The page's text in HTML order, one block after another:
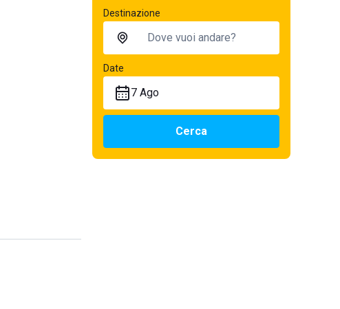
Destinazione
Date
7 Ago
Cerca